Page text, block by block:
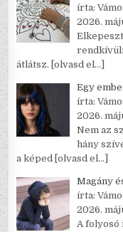
írta:
2026.
rendkívüli
átlátsz. [olvasd el…]
Egy
írta:
2026.
Nem az
hány
a képed [olvasd el…]
Magány
írta:
2026.
A folyosó